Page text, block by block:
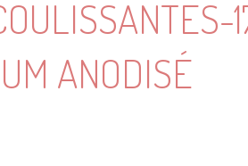
ANODISÉ